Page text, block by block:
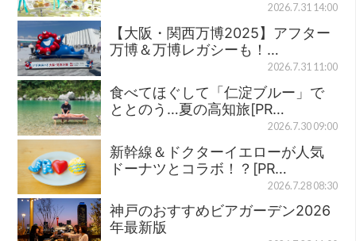
2026.7.31 14:00
【大阪・関西万博2025】アフター
万博＆万博レガシーも！…
2026.7.31 11:00
食べてほぐして「仁淀ブルー」で
ととのう…夏の高知旅[PR…
2026.7.30 09:00
新幹線＆ドクターイエローが人気
ドーナツとコラボ！？[PR…
2026.7.28 08:30
神戸のおすすめビアガーデン2026
年最新版